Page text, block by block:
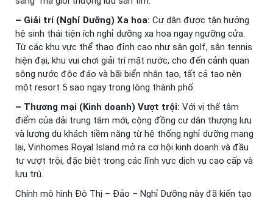
– Giải trí (Nghỉ Dưỡng) Xa hoa: Cư dân được tận hưởng
hệ sinh thái tiện ích nghỉ dưỡng xa hoa ngay ngưỡng cửa.
Từ các khu vực thể thao đỉnh cao như sân golf, sân tennis
hiện đại, khu vui chơi giải trí mặt nước, cho đến cảnh quan
sông nước độc đáo và bãi biển nhân tạo, tất cả tạo nên
một resort 5 sao ngay trong lòng thành phố.
– Thương mại (Kinh doanh) Vượt trội: Với vị thế tâm
điểm của dải trung tâm mới, cộng đồng cư dân thượng lưu
và lượng du khách tiềm năng từ hệ thống nghỉ dưỡng mang
lại, Vinhomes Royal Island mở ra cơ hội kinh doanh và đầu
tư vượt trội, đặc biệt trong các lĩnh vực dịch vụ cao cấp và
lưu trú.
Chính mô hình Đô Thị – Đảo – Nghỉ Dưỡng này đã kiến tạo